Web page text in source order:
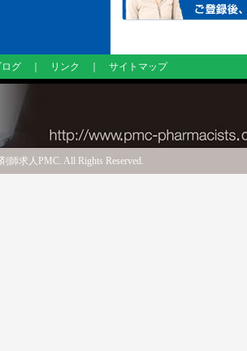
ログ リンク サイトマップ
師求人PMC. All Rights Reserved.